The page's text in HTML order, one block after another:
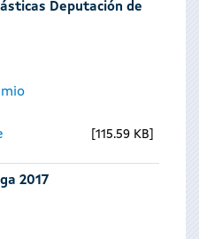
Deputación de
115.59 KB
2017